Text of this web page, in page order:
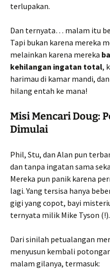
terlupakan.
Dan ternyata… malam itu
Tapi bukan karena mereka
melainkan karena mereka
kehilangan ingatan total,
harimau di kamar mandi,
hilang entah ke mana!
Misi Mencari Doug:
Dimulai
Phil, Stu, dan Alan pun
dan tanpa ingatan sama
Mereka pun panik karena
lagi. Yang tersisa hanya
gigi yang copot, bayi
ternyata milik Mike Tyson (!).
Dari sinilah petualangan
menyusun kembali
malam gilanya, termasuk: